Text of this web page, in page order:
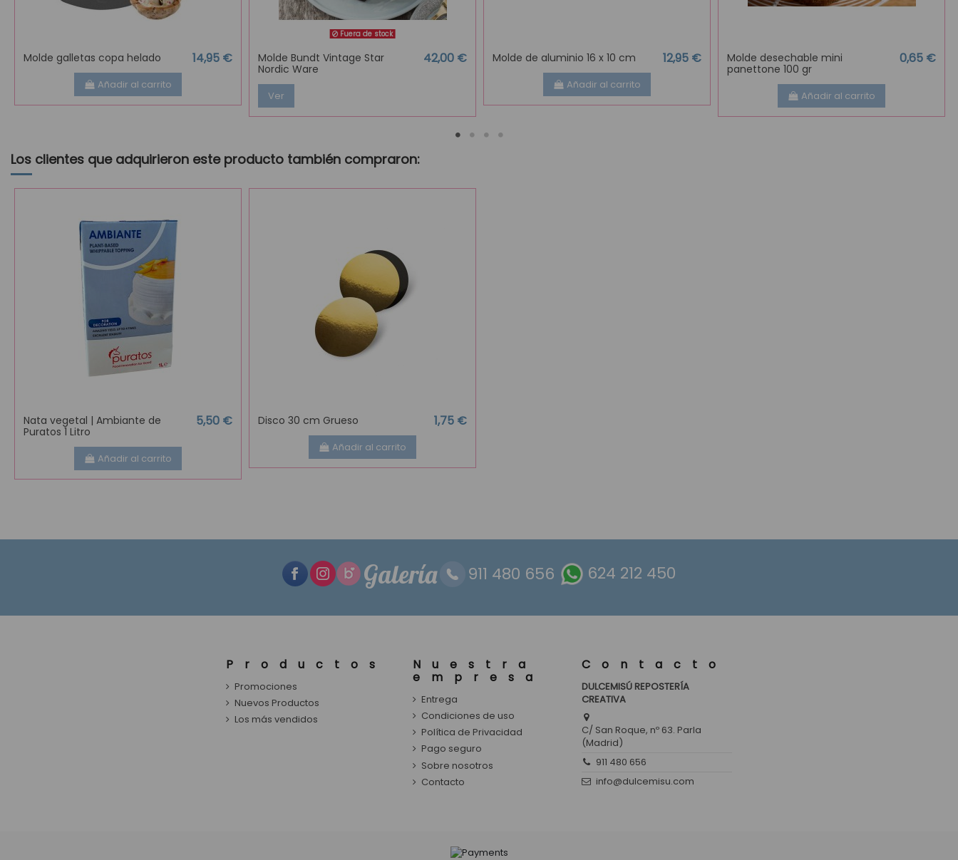
Molde galletas copa helado 14,95 €
Añadir al carrito
Fuera de stock
Molde Bundt Vintage Star
Nordic Ware
42,00 €
Ver
Molde de aluminio 16 x 10 cm 12,95 €
Añadir al carrito
Molde desechable mini
panettone 100 gr
0,65 €
Añadir al carrito
Los clientes que adquirieron este producto también compraron:
Nata vegetal | Ambiante de
Puratos 1 Litro
5,50 €
Añadir al carrito
Disco 30 cm Grueso 1,75 €
Añadir al carrito
Galería 911 480 656 624 212 450
Productos
Promociones
Nuevos Productos
Los más vendidos
Nuestra
empresa
Entrega
Condiciones de uso
Política de Privacidad
Pago seguro
Sobre nosotros
Contacto
Contacto
DULCEMISÚ REPOSTERÍA
CREATIVA
C/ San Roque, nº 63. Parla
(Madrid)
911 480 656
info@dulcemisu.com